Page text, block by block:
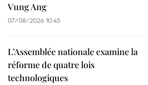
Vung Ang
07/08/2026 10:45
L’Assemblée nationale examine la
réforme de quatre lois
technologiques